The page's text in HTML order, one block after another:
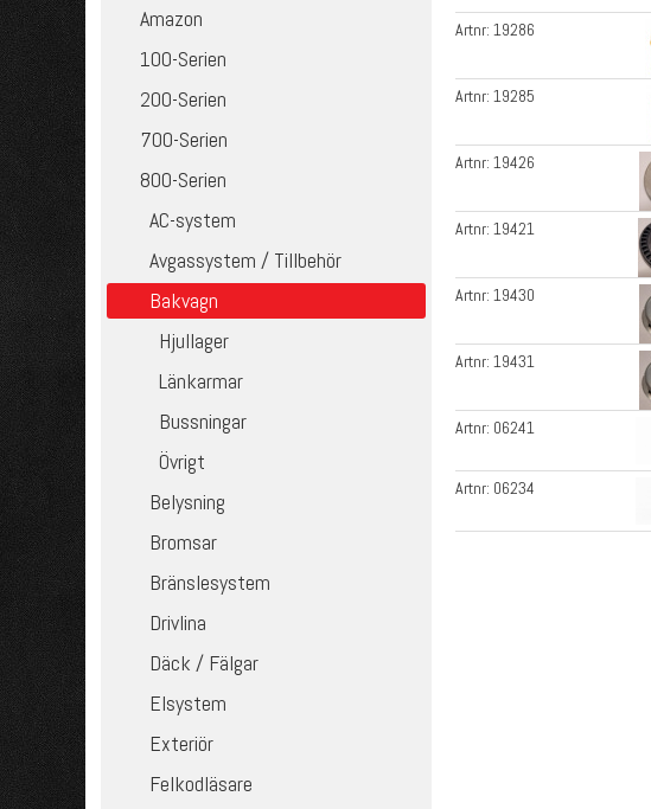
Amazon
100-Serien
200-Serien
700-Serien
800-Serien
AC-system
Avgassystem / Tillbehör
Bakvagn
Hjullager
Länkarmar
Bussningar
Övrigt
Belysning
Bromsar
Bränslesystem
Drivlina
Däck / Fälgar
Elsystem
Exteriör
Felkodläsare
Artnr:19286
Artnr:19285
Artnr:19426
Artnr:19421
Artnr:19430
Artnr:19431
Artnr: 06241
Artnr: 06234